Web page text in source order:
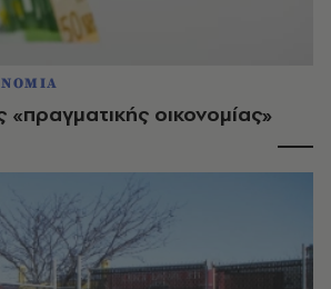
«πραγματικής οικονομίας»